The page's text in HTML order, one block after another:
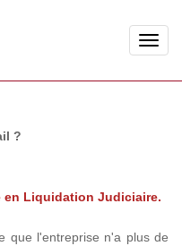
Toggle
?
en Liquidation Judiciaire.
que l'entreprise n'a plus de